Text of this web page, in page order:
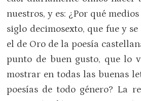
nuestros, y es: ¿Por qué
siglo decimosexto, que fue y
el de Oro de la poesía
punto de buen gusto, que lo
mostrar en todas las buenas
poesías de todo género? La